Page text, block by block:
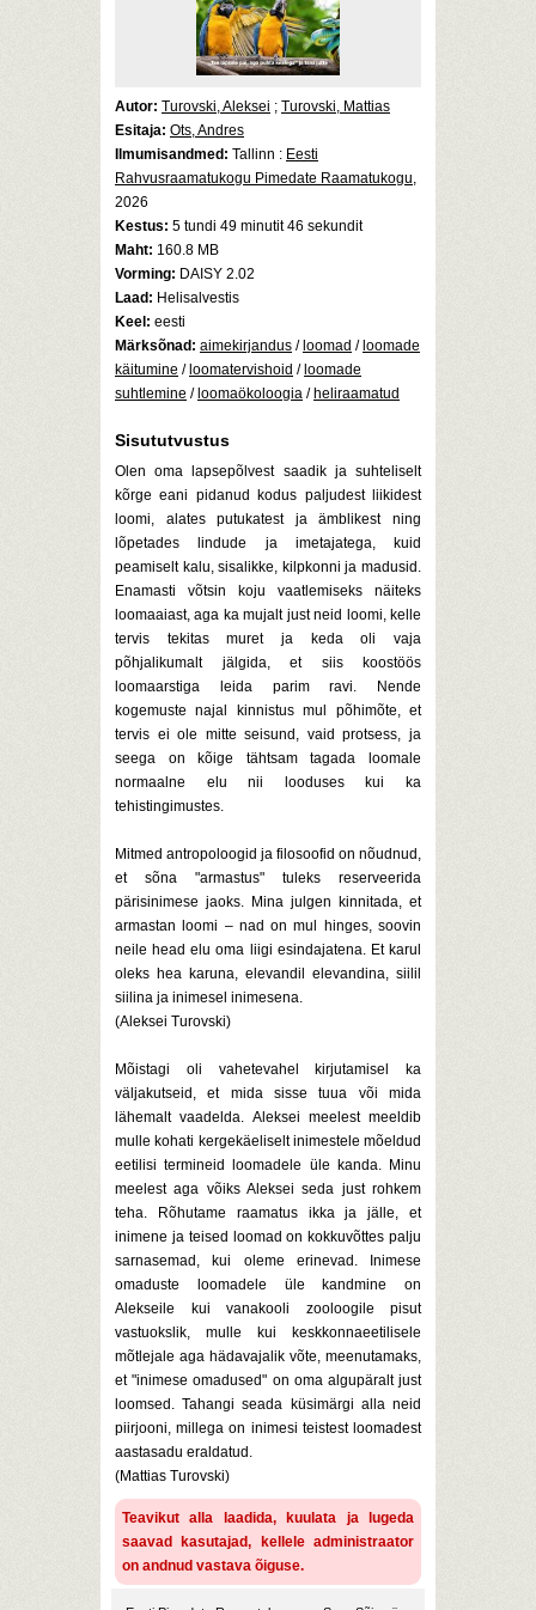
Autor: Turovski, Aleksei ; Turovski, Mattias
Esitaja: Ots, Andres
Ilmumisandmed: Tallinn : Eesti
Rahvusraamatukogu Pimedate Raamatukogu,
2026
Kestus: 5 tundi 49 minutit 46 sekundit
Maht: 160.8 MB
Vorming: DAISY 2.02
Laad: Helisalvestis
Keel: eesti
Märksõnad: aimekirjandus / loomad / loomade
käitumine / loomatervishoid / loomade
suhtlemine / loomaökoloogia / heliraamatud
Sisututvustus
Olen oma lapsepõlvest saadik ja suhteliselt
kõrge eani pidanud kodus paljudest liikidest
loomi, alates putukatest ja ämblikest ning
lõpetades lindude ja imetajatega, kuid
peamiselt kalu, sisalikke, kilpkonni ja madusid.
Enamasti võtsin koju vaatlemiseks näiteks
loomaaiast, aga ka mujalt just neid loomi, kelle
tervis tekitas muret ja keda oli vaja
põhjalikumalt jälgida, et siis koostöös
loomaarstiga leida parim ravi. Nende
kogemuste najal kinnistus mul põhimõte, et
tervis ei ole mitte seisund, vaid protsess, ja
seega on kõige tähtsam tagada loomale
normaalne elu nii looduses kui ka
tehistingimustes.
Mitmed antropoloogid ja filosoofid on nõudnud,
et sõna "armastus" tuleks reserveerida
pärisinimese jaoks. Mina julgen kinnitada, et
armastan loomi – nad on mul hinges, soovin
neile head elu oma liigi esindajatena. Et karul
oleks hea karuna, elevandil elevandina, siilil
siilina ja inimesel inimesena.
(Aleksei Turovski)
Mõistagi oli vahetevahel kirjutamisel ka
väljakutseid, et mida sisse tuua või mida
lähemalt vaadelda. Aleksei meelest meeldib
mulle kohati kergekäeliselt inimestele mõeldud
eetilisi termineid loomadele üle kanda. Minu
meelest aga võiks Aleksei seda just rohkem
teha. Rõhutame raamatus ikka ja jälle, et
inimene ja teised loomad on kokkuvõttes palju
sarnasemad, kui oleme erinevad. Inimese
omaduste loomadele üle kandmine on
Alekseile kui vanakooli zooloogile pisut
vastuokslik, mulle kui keskkonnaeetilisele
mõtlejale aga hädavajalik võte, meenutamaks,
et "inimese omadused" on oma algupäralt just
loomsed. Tahangi seada küsimärgi alla neid
piirjooni, millega on inimesi teistest loomadest
aastasadu eraldatud.
(Mattias Turovski)
Teavikut alla laadida, kuulata ja lugeda
saavad kasutajad, kellele administraator
on andnud vastava õiguse.